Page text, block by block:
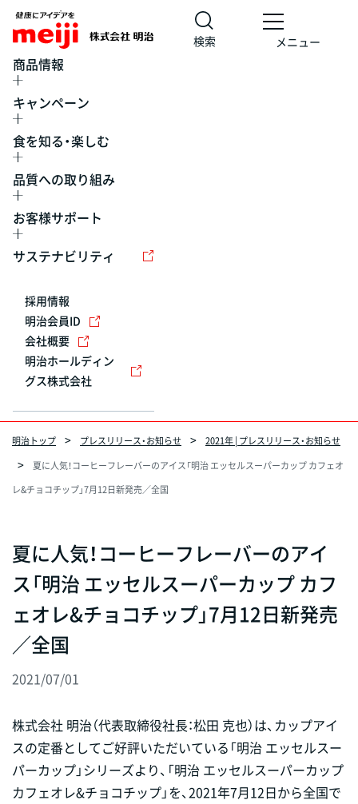
検索 メニュー
商品情報
キャンペーン
食を知る・楽しむ
品質への取り組み
お客様サポート
サステナビリティ
採用情報
明治会員ID
会社概要
明治ホールディン
グス株式会社
明治トップ プレスリリース・お知らせ
2021年 | プレスリリース・お知らせ
夏に人気！コーヒーフレーバーのアイス「明治 エッセルスーパーカップ カフェオ
レ&チョコチップ」7月12日新発売／全国
夏に人気！コーヒーフレーバーのアイ
ス「明治 エッセルスーパーカップ カフ
ェオレ&チョコチップ」7月12日新発売
／全国
2021/07/01
株式会社 明治（代表取締役社長：松田 克也）は、カップアイ
スの定番としてご好評いただいている「明治 エッセルスー
パーカップ」シリーズより、「明治 エッセルスーパーカップ
カフェオレ&チョコチップ」を、2021年7月12日から全国で